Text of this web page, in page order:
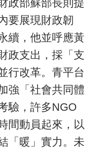
政部蘇部長則提
要展現財政韌
續，他並呼應黃
政支出，採「支
行改革。青平台
強「社會共同體
驗，許多NGO
間動員起來，以
「暖」實力。未